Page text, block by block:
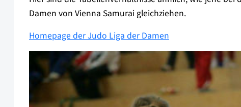
Damen von Vienna Samurai gleichziehen.
Homepage der Judo Liga der Damen